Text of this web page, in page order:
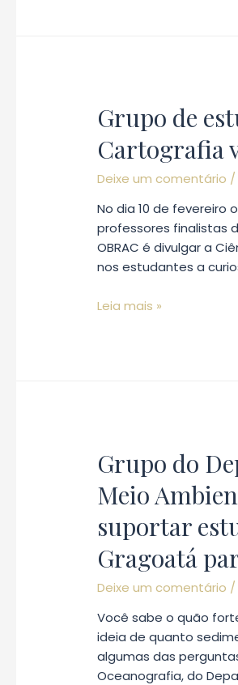
Operado
Remotamente)
na
Belov
LTDA.
Grupo de
Cartografia
Deixe um comentário
No dia 10 de fevereiro
professores finalistas
OBRAC é divulgar a
nos estudantes a
Grupo
visitam
Ciências
do
Mar
III
Leia mais »
Grupo do
Meio
suportar
Gragoatá
Deixe um comentário
Você sabe o quão
ideia de quanto
algumas das
Oceanografia, do